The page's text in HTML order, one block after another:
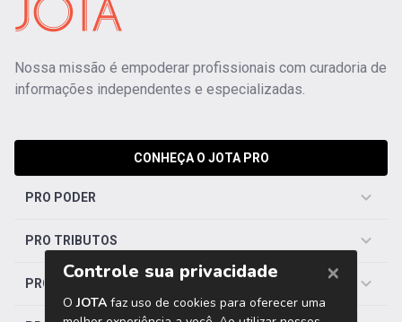
Nossa missão é empoderar profissionais com curadoria de
informações independentes e especializadas.
CONHEÇA O JOTA PRO
PRO PODER
PRO TRIBUTOS
PRO TRABALHISTA